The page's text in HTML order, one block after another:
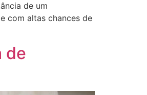
de um
com altas chances de
de